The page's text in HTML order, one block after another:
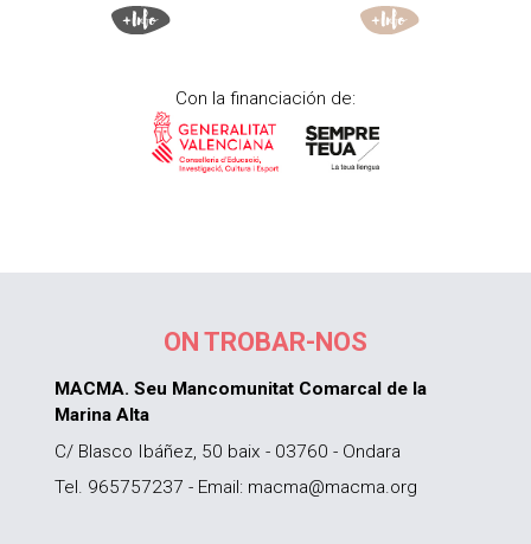
Con la financiación de:
ON TROBAR-NOS
MACMA. Seu Mancomunitat Comarcal de la
Marina Alta
C/ Blasco Ibáñez, 50 baix - 03760 - Ondara
Tel. 965757237 - Email: macma@macma.org